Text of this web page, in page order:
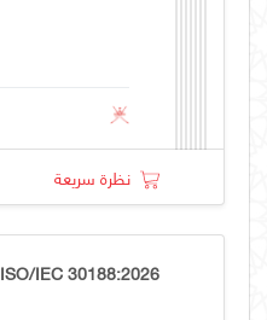
نظرة سريعة
ISO/IEC 30188:2026